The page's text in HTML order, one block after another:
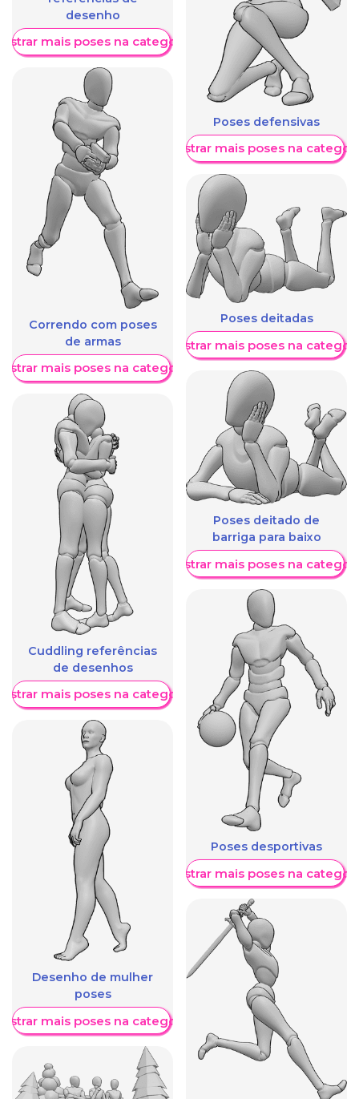
desenho
mais poses na categoria
Correndo com poses
de armas
mais poses na categoria
Cuddling referências
de desenhos
mais poses na categoria
Desenho de mulher
poses
mais poses na categoria
Poses defensivas
Mostrar mais poses na
Poses deitadas
Mostrar mais poses na
Poses deitado de
barriga para baixo
Mostrar mais poses na
Poses desportivas
Mostrar mais poses na